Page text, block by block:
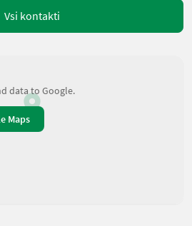
Vsi kontakti
data to Google.
Maps